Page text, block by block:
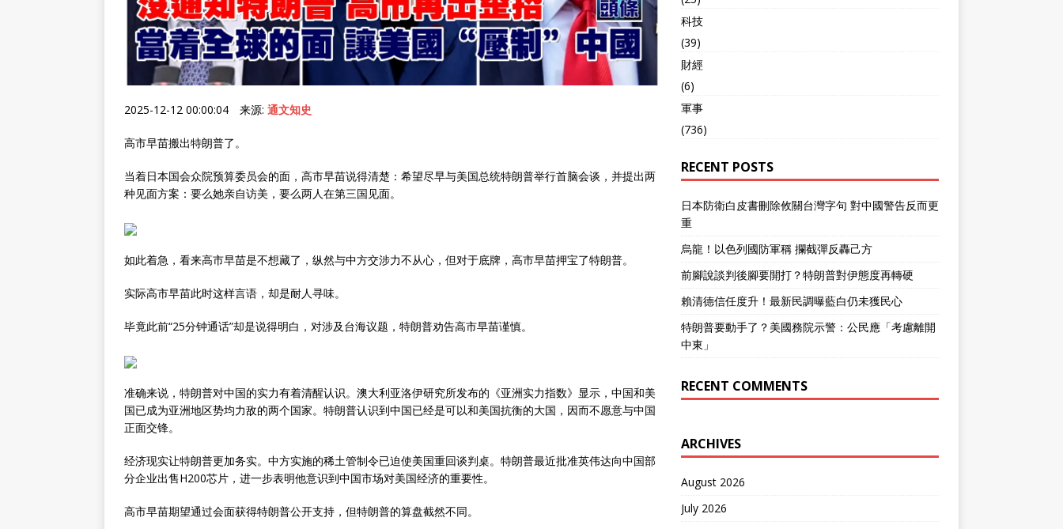
2025-12-12 00:00:04 来源: 通文知史
高市早苗搬出特朗普了。
当着日本国会众院预算委员会的面，高市早苗说得清楚：希望尽早与美国总统特朗普举行首脑会谈，并提出两
种见面方案：要么她亲自访美，要么两人在第三国见面。
如此着急，看来高市早苗是不想藏了，纵然与中方交涉力不从心，但对于底牌，高市早苗押宝了特朗普。
实际高市早苗此时这样言语，却是耐人寻味。
毕竟此前“25分钟通话”却是说得明白，对涉及台海议题，特朗普劝告高市早苗谨慎。
准确来说，特朗普对中国的实力有着清醒认识。澳大利亚洛伊研究所发布的《亚洲实力指数》显示，中国和美
国已成为亚洲地区势均力敌的两个国家。特朗普认识到中国已经是可以和美国抗衡的大国，因而不愿意与中国
正面交锋。
经济现实让特朗普更加务实。中方实施的稀土管制令已迫使美国重回谈判桌。特朗普最近批准英伟达向中国部
分企业出售H200芯片，进一步表明他意识到中国市场对美国经济的重要性。
高市早苗期望通过会面获得特朗普公开支持，但特朗普的算盘截然不同。
科技
(39)
財經
(6)
軍事
(736)
RECENT POSTS
日本防衛白皮書刪除攸關台灣字句 對中國警告反而更
重
烏龍！以色列國防軍稱 攔截彈反轟己方
前腳說談判後腳要開打？特朗普對伊態度再轉硬
賴清德信任度升！最新民調曝藍白仍未獲民心
特朗普要動手了？美國務院示警：公民應「考慮離開
中東」
RECENT COMMENTS
ARCHIVES
August 2026
July 2026